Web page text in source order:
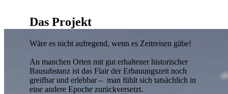
Das Projekt
Wäre es nicht aufregend, wenn es Zeitreisen gäbe!
An manchen Orten mit gut erhaltener historischer
Bausubstanz ist das Flair der Erbauungszeit noch
greifbar und erlebbar – man fühlt sich tatsächlich in
eine andere Epoche zurückversetzt.